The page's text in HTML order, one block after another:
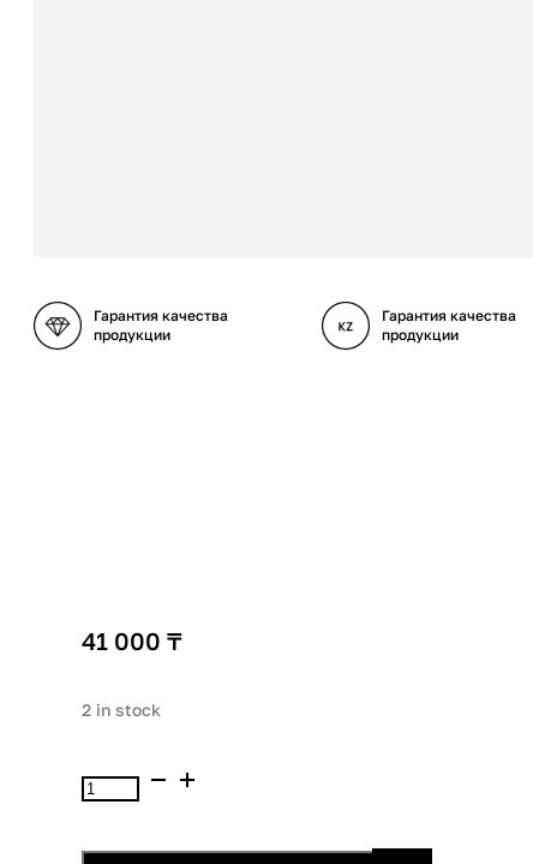
Гарантия качества
продукции
Гарантия качества
продукции
41 000 ₸
2 in stock
Babor
Hyaluronic